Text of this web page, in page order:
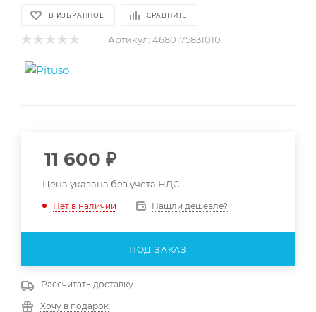
В ИЗБРАННОЕ СРАВНИТЬ
Артикул: 4680175831010
11 600 ₽
Цена указана без учета НДС
Нет в наличии Нашли дешевле?
ПОД ЗАКАЗ
Рассчитать доставку
Хочу в подарок